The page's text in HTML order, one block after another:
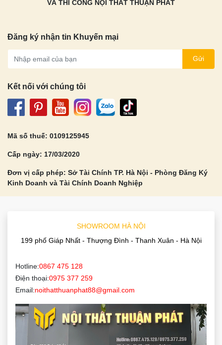
VÀ THI CÔNG NỘI THẤT THUẬN PHÁT
Đăng ký nhận tin Khuyến mại
Gửi
Kết nối với chúng tôi
Mã số thuế: 0109125945
Cấp ngày: 17/03/2020
Đơn vị cấp phép: Sở Tài Chính TP. Hà Nội - Phòng Đăng Ký
Kinh Doanh và Tài Chính Doanh Nghiệp
SHOWROOM HÀ NỘI
199 phố Giáp Nhất - Thượng Đình - Thanh Xuân - Hà Nội
Hotline:0867 475 128
Điện thoại:0975 377 259
Email:noithatthuanphat88@gmail.com